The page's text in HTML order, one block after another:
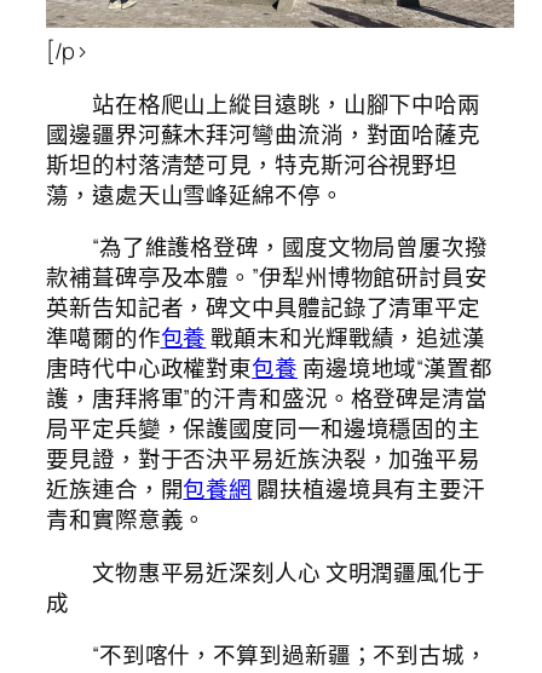
[/p>
站在格爬山上縱目遠眺，山腳下中哈兩
國邊疆界河蘇木拜河彎曲流淌，對面哈薩克
斯坦的村落清楚可見，特克斯河谷視野坦
蕩，遠處天山雪峰延綿不停。
“為了維護格登碑，國度文物局曾屢次撥
款補葺碑亭及本體。”伊犁州博物館研討員安
英新告知記者，碑文中具體記錄了清軍平定
準噶爾的作包養戰顛末和光輝戰績，追述漢
唐時代中心政權對東包養 南邊境地域“漢置都
護，唐拜將軍”的汗青和盛況。格登碑是清當
局平定兵變，保護國度同一和邊境穩固的主
要見證，對于否決平易近族決裂，加強平易
近族連合，開包養網 闢扶植邊境具有主要汗
青和實際意義。
文物惠平易近深刻人心 文明潤疆風化于
成
“不到喀什，不算到過新疆；不到古城，